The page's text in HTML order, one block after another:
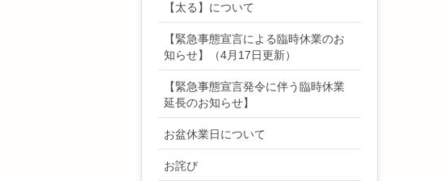
【太る】について
【緊急事態宣言による臨時休業のお
知らせ】（4月17日更新）
【緊急事態宣言発令に伴う臨時休業
延長のお知らせ】
お盆休業日について
お詫び